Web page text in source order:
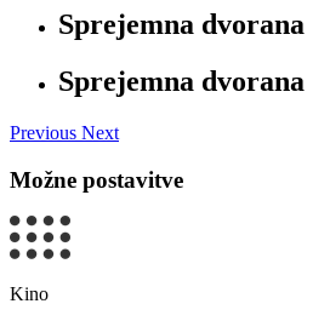
Sprejemna dvorana
Sprejemna dvorana
Previous Next
Možne postavitve
Kino